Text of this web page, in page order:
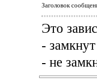
Заголовок
Это
-
- не